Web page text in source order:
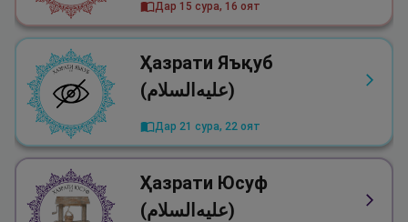
Дар 15 сура, 16 оят
Ҳазрати Яъқуб
(علیه‌السلام)
Дар 21 сура, 22 оят
Ҳазрати Юсуф
(علیه‌السلام)